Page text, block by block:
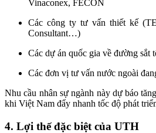
Vinaconex, FECON
Các công ty tư vấn thiết kế
Consultant…)
Các dự án quốc gia về đường sắt
Các đơn vị tư vấn nước ngoài
Nhu cầu nhân sự ngành này dự báo
khi Việt Nam đẩy nhanh tốc độ phát
4. Lợi thế đặc biệt của UTH